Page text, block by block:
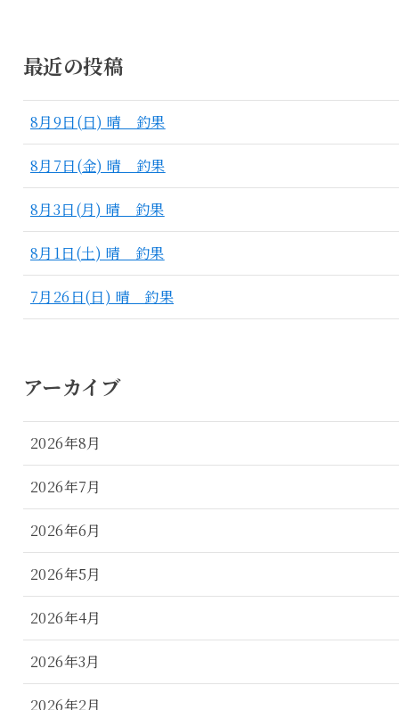
最近の投稿
8月9日(日) 晴 釣果
8月7日(金) 晴 釣果
8月3日(月) 晴 釣果
8月1日(土) 晴 釣果
7月26日(日) 晴 釣果
アーカイブ
2026年8月
2026年7月
2026年6月
2026年5月
2026年4月
2026年3月
2026年2月